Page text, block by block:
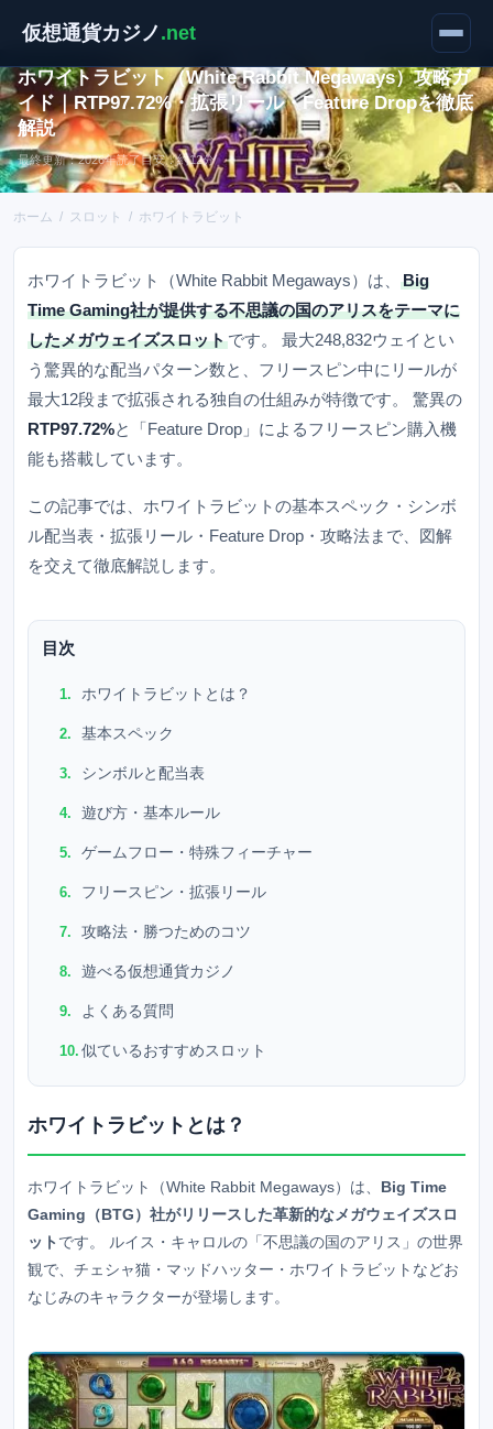
仮想通貨カジノ .net
スロット攻略
ホワイトラビット（White Rabbit Megaways）攻略ガ
イド｜RTP97.72%・拡張リール・Feature Dropを徹底
解説
最終更新：2026年読了目安：約12分
ホーム / スロット / ホワイトラビット
ホワイトラビット（White Rabbit Megaways）は、
Big
Time Gaming社が提供する不思議の国のアリスをテーマに
したメガウェイズスロットです。 最大248,832ウェイとい
う驚異的な配当パターン数と、フリースピン中にリールが
最大12段まで拡張される独自の仕組みが特徴です。 驚異の
RTP97.72%と「Feature Drop」によるフリースピン購入機
能も搭載しています。
この記事では、ホワイトラビットの基本スペック・シンボ
ル配当表・拡張リール・Feature Drop・攻略法まで、図解
を交えて徹底解説します。
目次
ホワイトラビットとは？
基本スペック
シンボルと配当表
遊び方・基本ルール
ゲームフロー・特殊フィーチャー
フリースピン・拡張リール
攻略法・勝つためのコツ
遊べる仮想通貨カジノ
よくある質問
似ているおすすめスロット
ホワイトラビットとは？
ホワイトラビット（White Rabbit Megaways）は、 Big Time
Gaming（BTG）社がリリースした革新的なメガウェイズスロ
ット です。 ルイス・キャロルの「不思議の国のアリス」の世界
観で、チェシャ猫・マッドハッター・ホワイトラビットなどお
なじみのキャラクターが登場します。